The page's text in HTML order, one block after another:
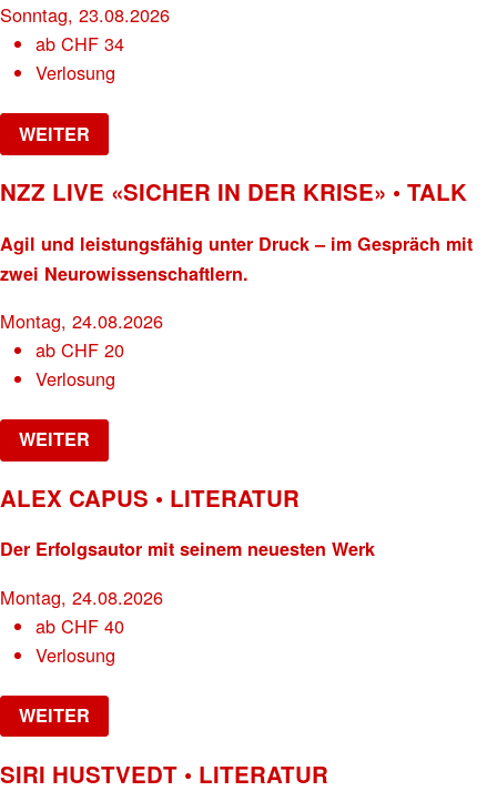
Sonntag, 23.08.2026
abCHF 34
Verlosung
WEITER
NZZ LIVE «SICHER IN DER KRISE» • TALK
Agil und leistungsfähig unter Druck – im Gespräch mit
zwei Neurowissenschaftlern.
Montag, 24.08.2026
abCHF 20
Verlosung
WEITER
ALEX CAPUS • LITERATUR
Der Erfolgsautor mit seinem neuesten Werk
Montag, 24.08.2026
abCHF 40
Verlosung
WEITER
SIRI HUSTVEDT • LITERATUR